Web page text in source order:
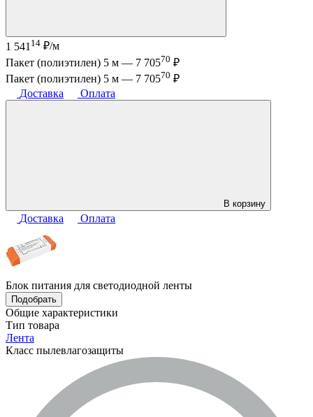
1 541 14 ₽/м
Пакет (полиэтилен) 5 м — 7 70570 ₽
Пакет (полиэтилен) 5 м — 7 70570 ₽
Доставка
Оплата
В корзину
Доставка Оплата
Блок питания для светодиодной ленты
Подобрать
Общие характеристики
Тип товара
Лента
Класс пылевлагозащиты